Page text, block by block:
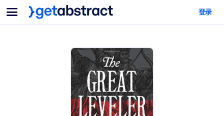
菜单
面向团队与管理者
为您的员工配备关键的人工智能技能。
帮助您的管理者为未来的工作时代做好准备。
面向人工智能系统
登录